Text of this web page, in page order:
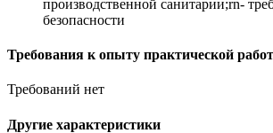
производственной санитарии;rn-
безопасности
Требования к опыту практической
Требований нет
Другие характеристики